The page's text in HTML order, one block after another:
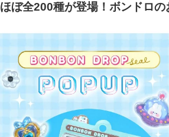
ほぼ全200種が登場！ボンドロ